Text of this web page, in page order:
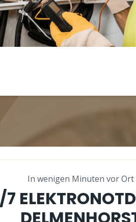
In wenigen Minuten vor Ort